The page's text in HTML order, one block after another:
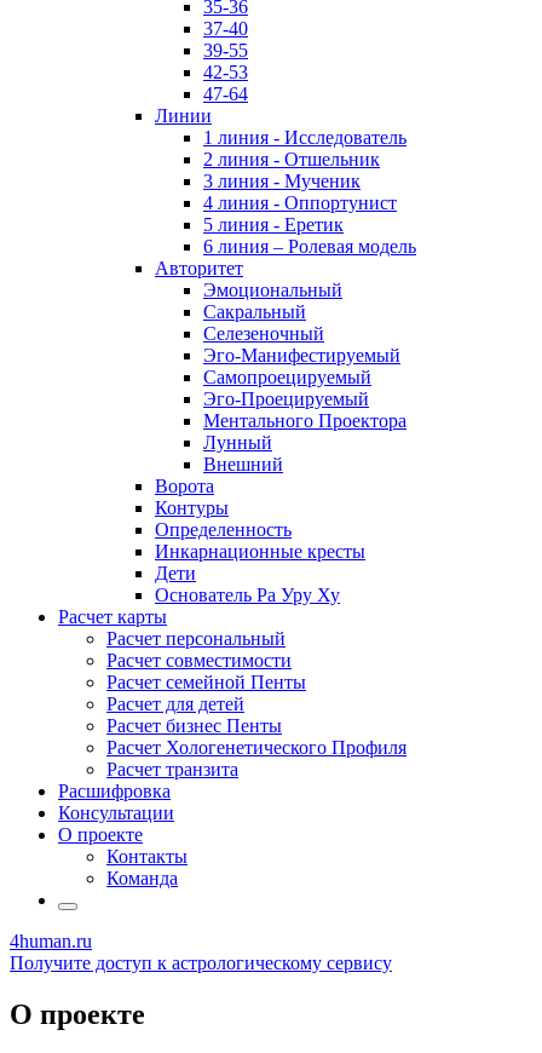
35-36
37-40
39-55
42-53
47-64
Линии
1 линия - Исследователь
2 линия - Отшельник
3 линия - Мученик
4 линия - Оппортунист
5 линия - Еретик
6 линия – Ролевая модель
Авторитет
Эмоциональный
Сакральный
Селезеночный
Эго-Манифестируемый
Самопроецируемый
Эго-Проецируемый
Ментального Проектора
Лунный
Внешний
Ворота
Контуры
Определенность
Инкарнационные кресты
Дети
Основатель Ра Уру Ху
Расчет карты
Расчет персональный
Расчет совместимости
Расчет семейной Пенты
Расчет для детей
Расчет бизнес Пенты
Расчет Хологенетического Профиля
Расчет транзита
Расшифровка
Консультации
О проекте
Контакты
Команда
4human.ru
Получите доступ к астрологическому сервису
О проекте